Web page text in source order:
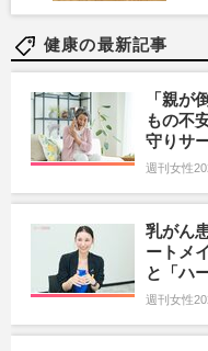
健康の最新記事
「親が
もの不
守りサ
週刊女性
乳がん
ートメ
と「ハ
週刊女性